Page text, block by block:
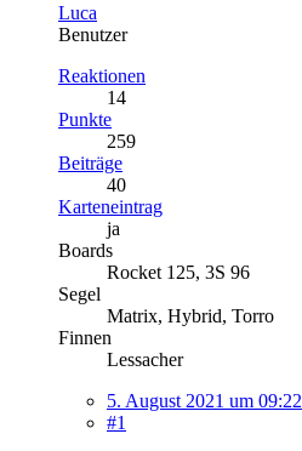
Luca
Benutzer
Reaktionen
14
Punkte
259
Beiträge
40
Karteneintrag
ja
Boards
Rocket 125, 3S 96
Segel
Matrix, Hybrid, Torro
Finnen
Lessacher
5. August 2021 um 09:22
#1